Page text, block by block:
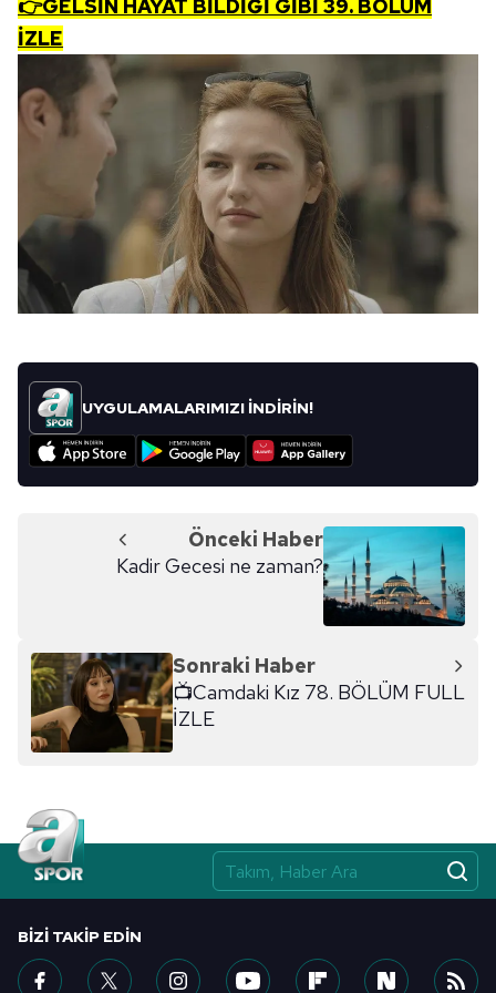
6698 sayılı Kişisel Verilerin Korunması Kanunu uyarınca
hazırlanmış Aydınlatma Metnimizi okumak ve sitemizde
ilgili mevzuata uygun olarak kullanılan çerezlerle ilgili bilgi
almak için lütfen
tıklayınız
👉GELSİN HAYAT BİLDİĞİ GİBİ 39. BÖLÜM
İZLE
UYGULAMALARIMIZI İNDİRİN!
Önceki Haber
Kadir Gecesi ne zaman?
Sonraki Haber
📺Camdaki Kız 78. BÖLÜM FULL
İZLE
BIZI TAKIP EDIN